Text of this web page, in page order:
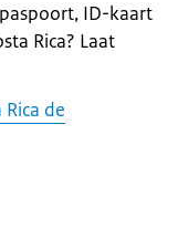
ID-kaart
Rica? Laat
de